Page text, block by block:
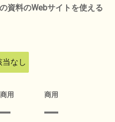
資料のWebサイトを使える
当なし
用 商用